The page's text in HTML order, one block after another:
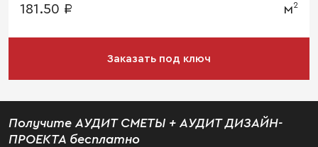
181.50 ₽ м2
Заказать под ключ
Получите АУДИТ СМЕТЫ + АУДИТ ДИЗАЙН-
ПРОЕКТА бесплатно